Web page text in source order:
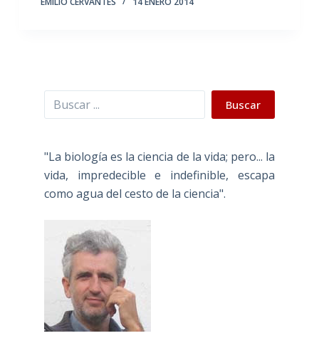
Buscar Buscar
"La biología es la ciencia de la vida; pero... la
vida, impredecible e indefinible, escapa
como agua del cesto de la ciencia".